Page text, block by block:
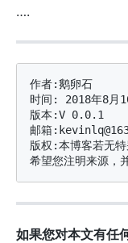
….
作者:鹅卵石
时间: 2018年8月
版本:V 0.0.1
邮箱
版权:本博客若无
如果您对本文有任